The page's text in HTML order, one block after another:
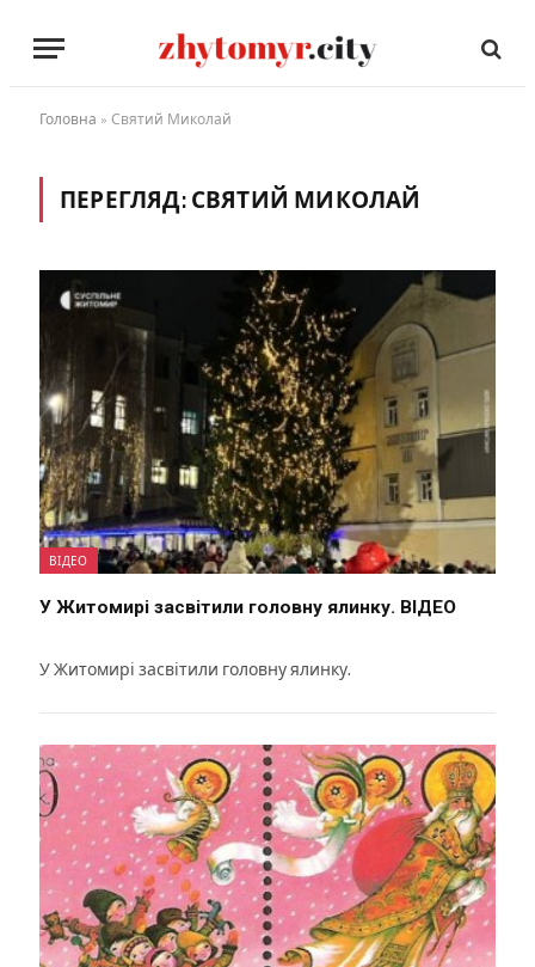
Головна » Святий Миколай
ПЕРЕГЛЯД: СВЯТИЙ МИКОЛАЙ
ВІДЕО
У Житомирі засвітили головну ялинку. ВІДЕО
У Житомирі засвітили головну ялинку.